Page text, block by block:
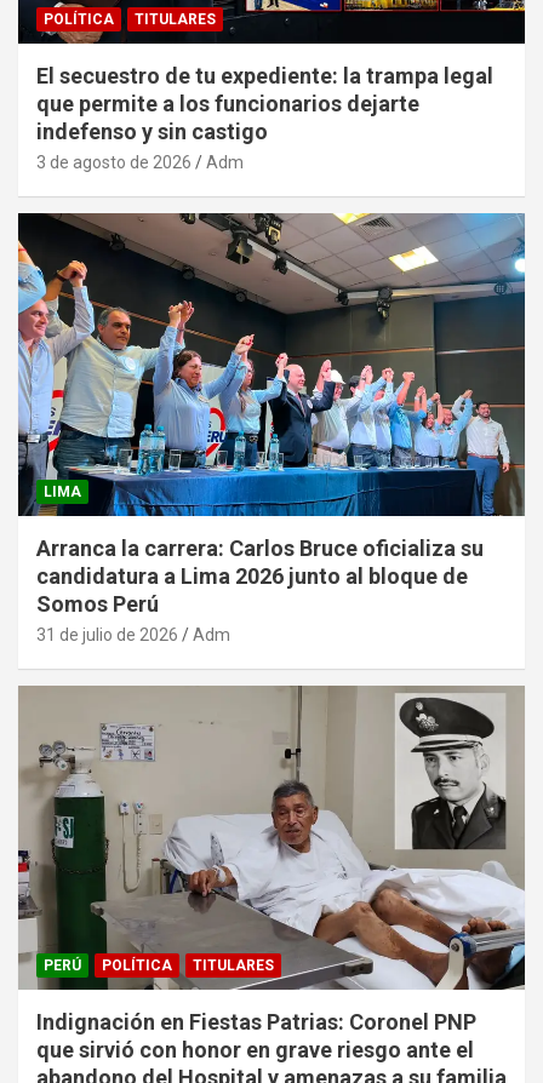
POLÍTICA TITULARES
El secuestro de tu expediente: la trampa legal
que permite a los funcionarios dejarte
indefenso y sin castigo
3 de agosto de 2026 Adm
LIMA
Arranca la carrera: Carlos Bruce oficializa su
candidatura a Lima 2026 junto al bloque de
Somos Perú
31 de julio de 2026 Adm
PERÚ POLÍTICA TITULARES
Indignación en Fiestas Patrias: Coronel PNP
que sirvió con honor en grave riesgo ante el
abandono del Hospital y amenazas a su familia